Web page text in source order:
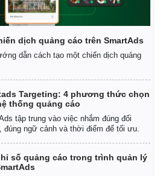
dịch quảng cáo trên SmartAds
dẫn cách tạo một chiến dịch quảng
Targeting: 4 phương thức chọn
thống quảng cáo
tập trung vào việc nhắm đúng đối
đúng ngữ cảnh và thời điểm để tối ưu.
số quảng cáo trong trình quản lý